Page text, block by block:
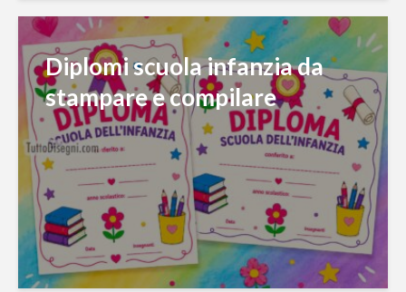
Diplomi scuola infanzia da
stampare e compilare